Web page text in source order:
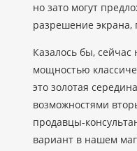
но зато могут
разрешение
Казалось бы,
мощностью
это золотая
возможностями
продавцы-
вариант в нашем